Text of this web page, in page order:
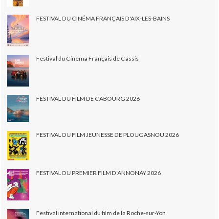
FESTIVAL DU CINÉMA FRANÇAIS D'AIX-LES-BAINS
Festival du Cinéma Français de Cassis
FESTIVAL DU FILM DE CABOURG 2026
FESTIVAL DU FILM JEUNESSE DE PLOUGASNOU 2026
FESTIVAL DU PREMIER FILM D'ANNONAY 2026
Festival international du film de la Roche-sur-Yon